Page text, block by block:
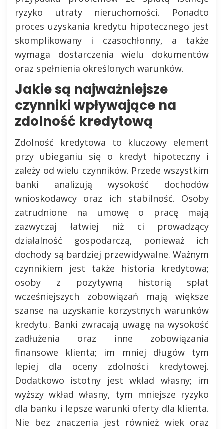
ryzyko utraty nieruchomości. Ponadto
proces uzyskania kredytu hipotecznego jest
skomplikowany i czasochłonny, a także
wymaga dostarczenia wielu dokumentów
oraz spełnienia określonych warunków.
Jakie są najważniejsze
czynniki wpływające na
zdolność kredytową
Zdolność kredytowa to kluczowy element
przy ubieganiu się o kredyt hipoteczny i
zależy od wielu czynników. Przede wszystkim
banki analizują wysokość dochodów
wnioskodawcy oraz ich stabilność. Osoby
zatrudnione na umowę o pracę mają
zazwyczaj łatwiej niż ci prowadzący
działalność gospodarczą, ponieważ ich
dochody są bardziej przewidywalne. Ważnym
czynnikiem jest także historia kredytowa;
osoby z pozytywną historią spłat
wcześniejszych zobowiązań mają większe
szanse na uzyskanie korzystnych warunków
kredytu. Banki zwracają uwagę na wysokość
zadłużenia oraz inne zobowiązania
finansowe klienta; im mniej długów tym
lepiej dla oceny zdolności kredytowej.
Dodatkowo istotny jest wkład własny; im
wyższy wkład własny, tym mniejsze ryzyko
dla banku i lepsze warunki oferty dla klienta.
Nie bez znaczenia jest również wiek oraz